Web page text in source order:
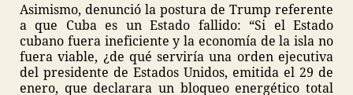
Asimismo, denunció la postura de Trump referente
a que Cuba es un Estado fallido: “Si el Estado
cubano fuera ineficiente y la economía de la isla no
fuera viable, ¿de qué serviría una orden ejecutiva
del presidente de Estados Unidos, emitida el 29 de
enero, que declarara un bloqueo energético total